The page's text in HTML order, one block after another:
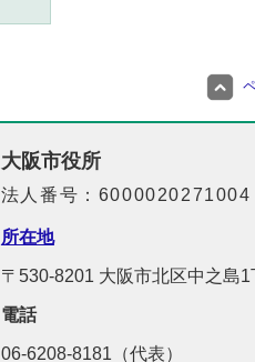
大阪市役所
法人番号：6000020271004
所在地
〒530-8201 大阪市北区中之島
電話
06-6208-8181（代表）